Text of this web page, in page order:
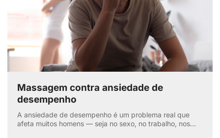
Massagem contra ansiedade de
desempenho
A ansiedade de desempenho é um problema real que
afeta muitos homens — seja no sexo, no trabalho, nos